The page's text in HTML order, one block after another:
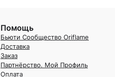
Помощь
Бьюти Сообщество Oriflame
Доставка
Заказ
Партнёрство. Мой Профиль
Оплата